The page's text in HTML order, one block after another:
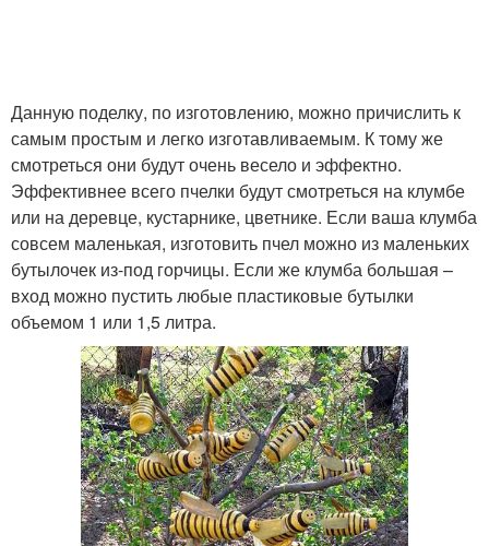
Данную поделку, по изготовлению, можно причислить к
самым простым и легко изготавливаемым. К тому же
смотреться они будут очень весело и эффектно.
Эффективнее всего пчелки будут смотреться на клумбе
или на деревце, кустарнике, цветнике. Если ваша клумба
совсем маленькая, изготовить пчел можно из маленьких
бутылочек из-под горчицы. Если же клумба большая –
вход можно пустить любые пластиковые бутылки
объемом 1 или 1,5 литра.